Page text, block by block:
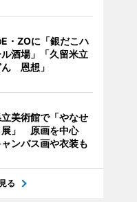
・ZOに「銀だこハ
酒場」「久留米立
恩想」
美術館で「やなせ
展」 原画を中心
ンバス画や衣装も
る